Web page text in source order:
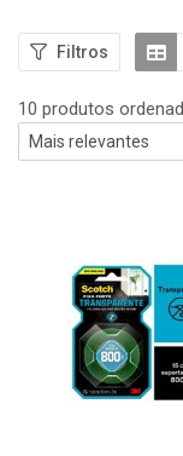
Filtros
10 produtos